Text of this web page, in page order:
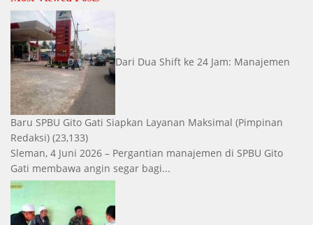
Dari Dua Shift ke 24 Jam: Manajemen
Baru SPBU Gito Gati Siapkan Layanan Maksimal (Pimpinan
Redaksi) (23,133)
Sleman, 4 Juni 2026 – Pergantian manajemen di SPBU Gito
Gati membawa angin segar bagi...